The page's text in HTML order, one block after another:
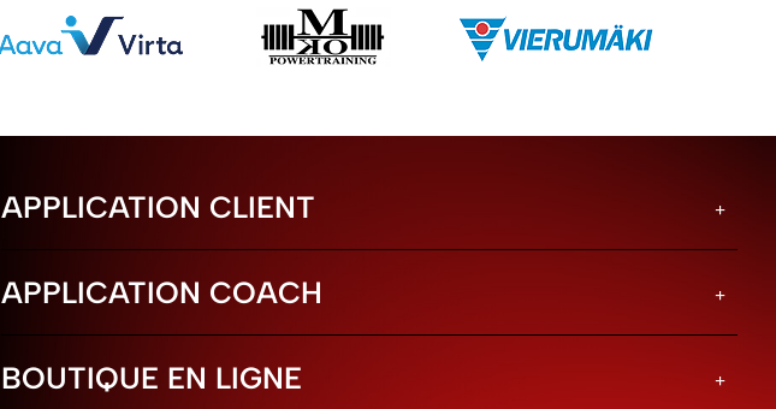
APPLICATION CLIENT
APPLICATION COACH
BOUTIQUE EN LIGNE